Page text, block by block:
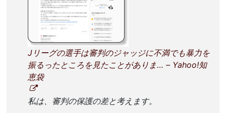
Jリーグの選手は審判のジャッジに不満でも暴力を
振るったところを見たことがありま… – Yahoo!知
恵袋
私は、審判の保護の差と考えます。